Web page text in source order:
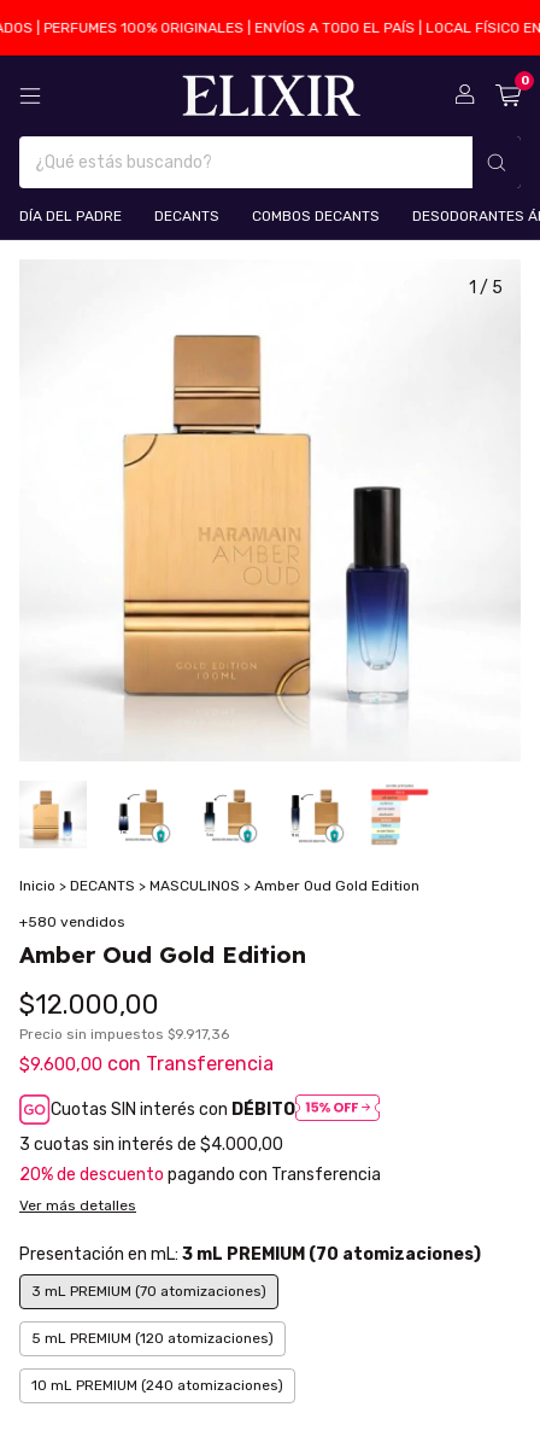
| PERFUMES 100% ORIGINALES | ENVÍOS A TODO EL PAÍS | LOCAL FÍSICO EN
0
DÍA DEL PADRE DECANTS COMBOS DECANTS DESODORANTES
1 / 5
Inicio > DECANTS > MASCULINOS > Amber Oud Gold Edition
+580 vendidos
Amber Oud Gold Edition
$12.000,00
Precio sin impuestos $9.917,36
$9.600,00 con Transferencia
Cuotas SIN interés con DÉBITO
3 cuotas sin interés de $4.000,00
20% de descuento pagando con Transferencia
Ver más detalles
Presentación en mL: 3 mL PREMIUM (70 atomizaciones)
3 mL PREMIUM (70 atomizaciones)
5 mL PREMIUM (120 atomizaciones)
10 mL PREMIUM (240 atomizaciones)